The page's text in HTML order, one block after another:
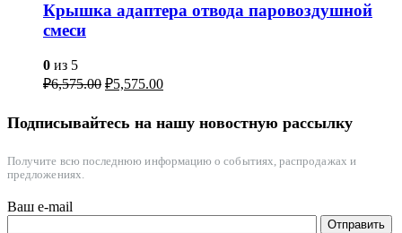
Крышка адаптера отвода паровоздушной
смеси
0 из 5
₽6,575.00 ₽5,575.00
Подписывайтесь на нашу новостную рассылку
Получите всю последнюю информацию о событиях, распродажах и
предложениях.
Ваш e-mail